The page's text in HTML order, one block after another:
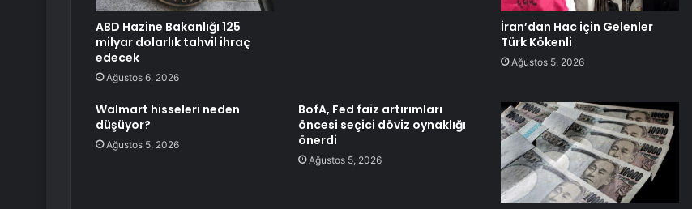
ABD Hazine Bakanlığı 125
milyar dolarlık tahvil ihraç
edecek
Ağustos 6, 2026
İran’dan Hac için Gelenler
Türk Kökenli
Ağustos 5, 2026
Walmart hisseleri neden
düşüyor?
Ağustos 5, 2026
BofA, Fed faiz artırımları
öncesi seçici döviz oynaklığı
önerdi
Ağustos 5, 2026